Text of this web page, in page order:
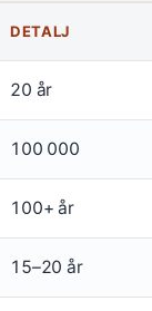
DETALJ
20 år
100 000
100+ år
15–20 år